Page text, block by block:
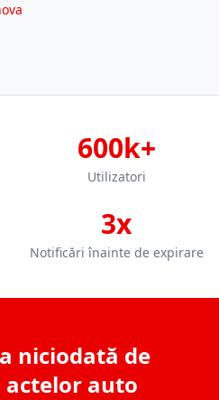
600k+
Utilizatori
3x
Notificări înainte de expirare
niciodată de
auto